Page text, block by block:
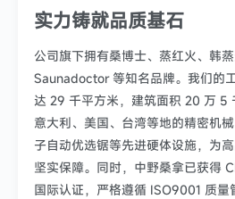
实力铸就品质基石
公司旗下拥有桑博士、蒸红火、韩蒸
Saunadoctor 等知名品牌。我们的
达 29 千平方米，建筑面积 20 万 5
意大利、美国、台湾等地的精密机
子自动优选锯等先进硬体设施，为
坚实保障。同时，中野桑拿已获得
国际认证，严格遵循 ISO9001 质量